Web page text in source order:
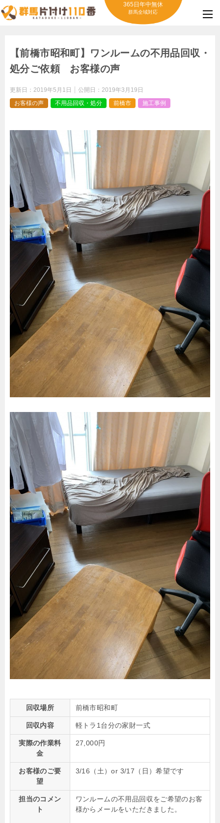
365日年中無休
群馬全域対応
【前橋市昭和町】ワンルームの不用品回収・
処分ご依頼 お客様の声
更新日： 2019年5月1日 公開日： 2019年3月19日
お客様の声
不用品回収・処分 前橋市 施工事例
回収場所 前橋市昭和町
回収内容 軽トラ1台分の家財一式
実際の作業料
金
27,000円
お客様のご要
望
3/16（土）or 3/17（日）希望です
担当のコメン
ト
ワンルームの不用品回収をご希望のお客
様からメールをいただきました。